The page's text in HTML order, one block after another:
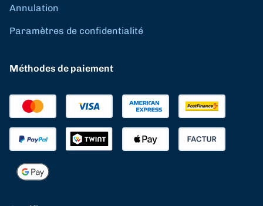
Annulation
Paramètres de confidentialité
Méthodes de paiement